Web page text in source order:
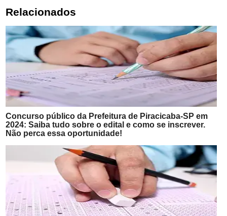
Relacionados
Concurso público da Prefeitura de Piracicaba-SP em
2024: Saiba tudo sobre o edital e como se inscrever.
Não perca essa oportunidade!